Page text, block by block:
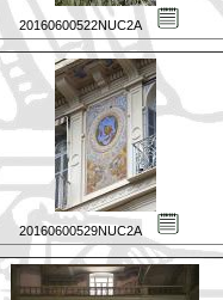
20160600522NUC2A
20160600529NUC2A